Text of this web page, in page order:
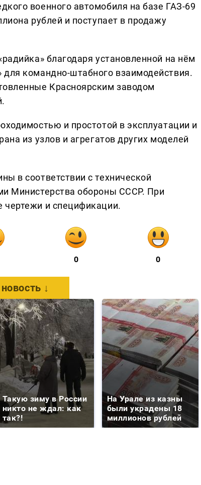
военного автомобиля на базе ГАЗ-69
рублей и поступает в продажу
благодаря установленной на нём
командно-штабного взаимодействия.
Красноярским заводом
и простотой в эксплуатации и
из узлов и агрегатов других моделей
в соответствии с технической
Министерства обороны СССР. При
чертежи и спецификации.
0 0
↓
Такую зиму в России
никто не ждал: как
так?!
На Урале из казны
были украдены 18
миллионов рублей